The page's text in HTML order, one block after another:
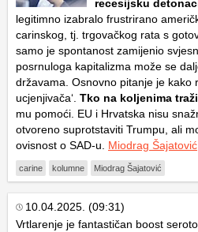
recesijsku
legitimno izabralo frustrirano
carinskog, tj. trgovačkog rata s
samo je spontanost zamijenio
posrnuloga kapitalizma može se
državama. Osnovno pitanje je kako
ucjenjivača‘. Tko na koljenima
mu pomoći. EU i Hrvatska nisu
otvoreno suprotstaviti Trumpu, ali
ovisnost o SAD-u. Miodrag Šajatović
carine kolumne Miodrag Šajatović
10.04.2025. (09:31)
Vrtlarenje je fantastičan boost